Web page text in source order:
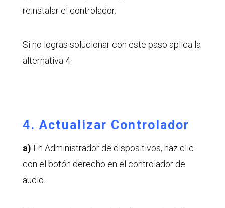
reinstalar el controlador.
Si no logras solucionar con este paso aplica la
alternativa 4.
4. Actualizar Controlador
a) En Administrador de dispositivos, haz clic
con el botón derecho en el controlador de
audio.